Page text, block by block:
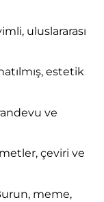
uluslararası
estetik
ve
çeviri ve
meme,